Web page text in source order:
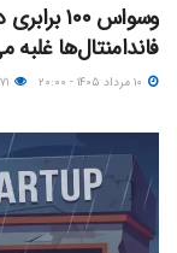
وسواس
فاندامنتال‌ها غلبه